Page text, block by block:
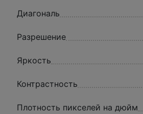
Диагональ
Разрешение
Яркость
Контрастность
Плотность пикселей на дюйм